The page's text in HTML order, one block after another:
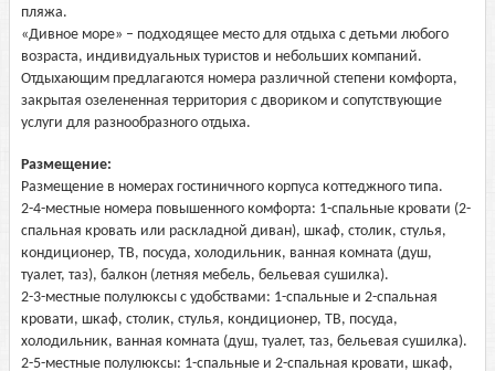
пляжа.
«Дивное море» – подходящее место для отдыха с детьми любого
возраста, индивидуальных туристов и небольших компаний.
Отдыхающим предлагаются номера различной степени комфорта,
закрытая озелененная территория с двориком и сопутствующие
услуги для разнообразного отдыха.
Размещение:
Размещение в номерах гостиничного корпуса коттеджного типа.
2-4-местные номера повышенного комфорта: 1-спальные кровати (2-
спальная кровать или раскладной диван), шкаф, столик, стулья,
кондиционер, ТВ, посуда, холодильник, ванная комната (душ,
туалет, таз), балкон (летняя мебель, бельевая сушилка).
2-3-местные полулюксы с удобствами: 1-спальные и 2-спальная
кровати, шкаф, столик, стулья, кондиционер, ТВ, посуда,
холодильник, ванная комната (душ, туалет, таз, бельевая сушилка).
2-5-местные полулюксы: 1-спальные и 2-спальная кровати, шкаф,